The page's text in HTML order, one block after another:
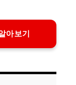
아보기